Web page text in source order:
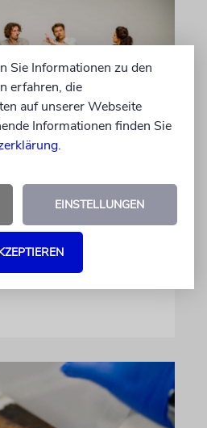
von NS-Dokuzentrum
wie völkische
Ersten Weltkrieg wirkten
Sie Informationen zu den
erfahren, die
auf unserer Webseite
Informationen finden Sie
.
EINSTELLUNGEN